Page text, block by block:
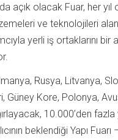
açık olacak Fuar, her yıl
ve teknolojileri
yerli iş ortaklarını
Rusya, Litvanya,
Güney Kore, Polonya,
10.000’den fazla
beklendiği Yapı Fuarı